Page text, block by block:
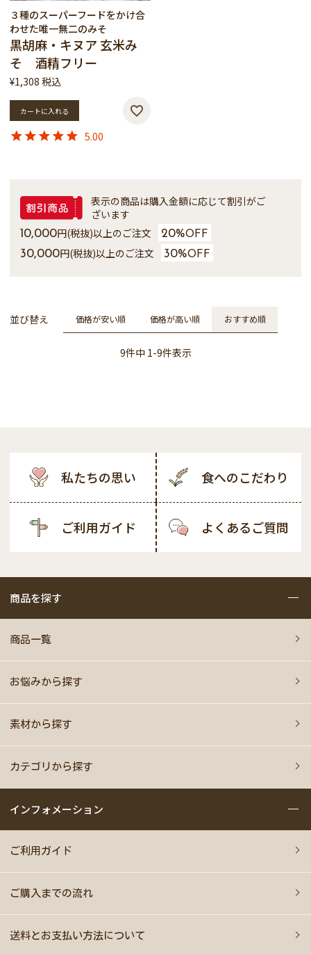
３種のスーパーフードをかけ合
わせた唯一無二のみそ
黒胡麻・キヌア 玄米み
そ 酒精フリー
¥1,308 税込
カートに入れる
5.00
表示の商品は購入金額に応じて割引がご
ざいます
10,000円(税抜)以上のご注文 20%OFF
30,000円(税抜)以上のご注文 30%OFF
並び替え 価格が安い順 価格が高い順 おすすめ順
9件中 1-9件表示
私たちの思い 食へのこだわり
ご利用ガイド よくあるご質問
商品を探す
商品一覧
お悩みから探す
素材から探す
カテゴリから探す
インフォメーション
ご利用ガイド
ご購入までの流れ
送料とお支払い方法について